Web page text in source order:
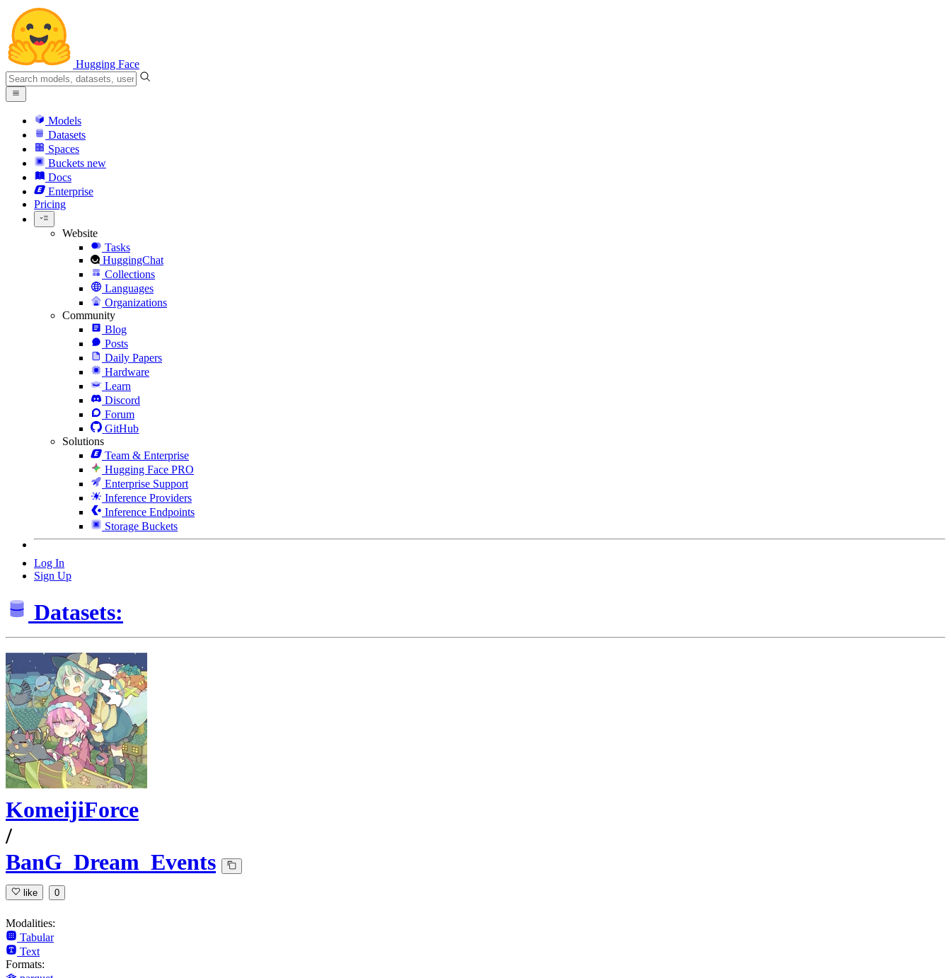
Hugging Face
Models
Datasets
Spaces
Buckets new
Docs
Enterprise
Pricing
Website
Tasks
HuggingChat
Collections
Languages
Organizations
Community
Blog
Posts
Daily Papers
Hardware
Learn
Discord
Forum
GitHub
Solutions
Team & Enterprise
Hugging Face PRO
Enterprise Support
Inference Providers
Inference Endpoints
Storage Buckets
Log In
Sign Up
Datasets:
KomeijiForce
/
BanG_Dream_Events
like 0
Modalities:
Tabular
Text
Formats: